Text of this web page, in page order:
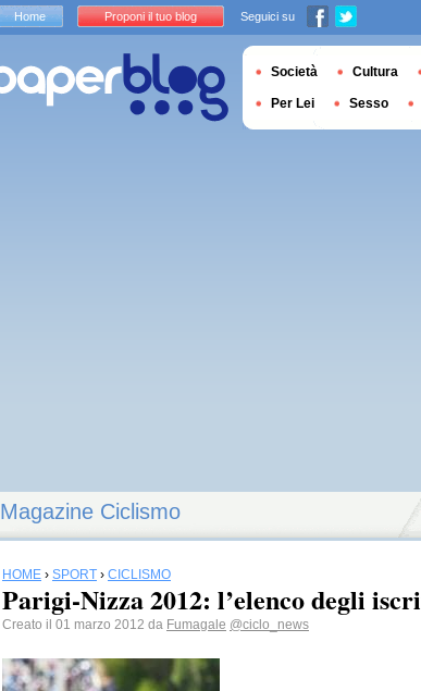
Magazine Ciclismo
HOME › SPORT › CICLISMO
Parigi-Nizza 2012: l’elenco degli
Creato il 01 marzo 2012 da Fumagale @ciclo_news
Home Proponi il tuo blog Seguici su
Società Cultura
Per Lei Sesso